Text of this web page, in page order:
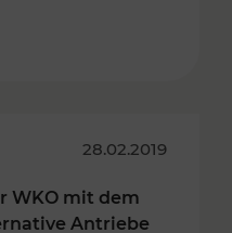
28.02.2019
WKO mit dem
Antriebe